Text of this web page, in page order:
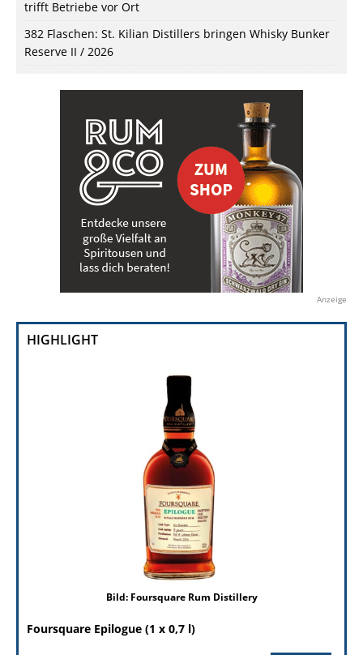
trifft Betriebe vor Ort
382 Flaschen: St. Kilian Distillers bringen Whisky Bunker
Reserve II / 2026
Anzeige
HIGHLIGHT
Bild: Foursquare Rum Distillery
Foursquare Epilogue (1 x 0,7 l)